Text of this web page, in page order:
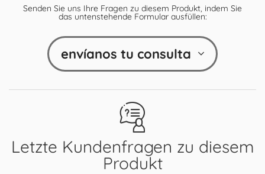
Letzte Kundenfragen zu diesem
Produkt
Senden Sie uns Ihre Fragen zu diesem Produkt, indem Sie
das untenstehende Formular ausfüllen:
envíanos tu consulta